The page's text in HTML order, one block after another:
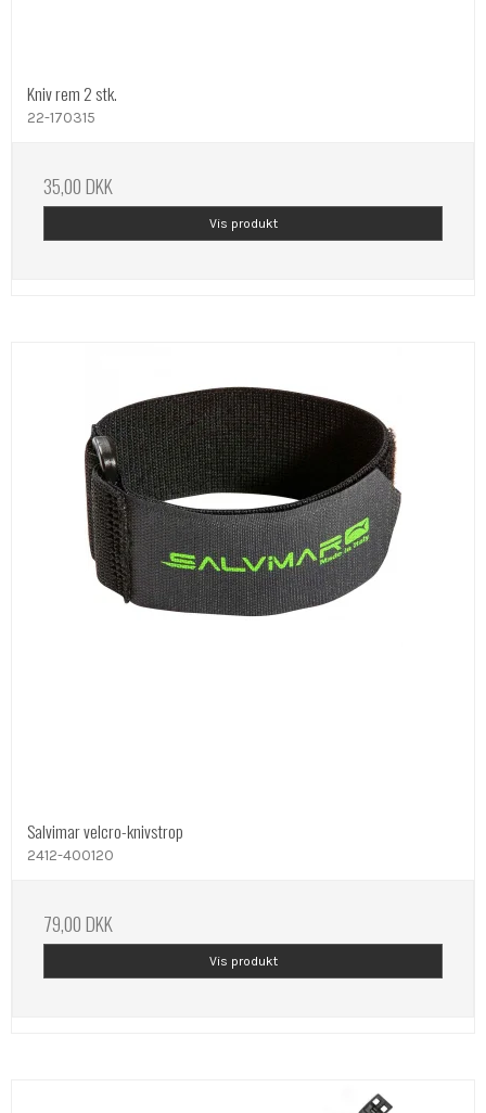
Kniv rem 2 stk.
22-170315
35,00 DKK
Vis produkt
Salvimar velcro-knivstrop
2412-400120
79,00 DKK
Vis produkt